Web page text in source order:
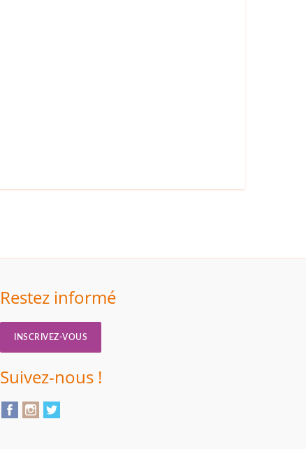
Restez informé
INSCRIVEZ-VOUS
Suivez-nous !